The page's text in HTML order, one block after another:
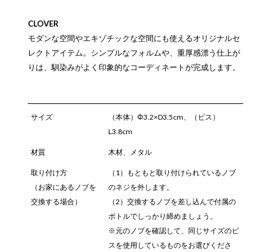
CLOVER
モダンな空間やエキゾチックな空間にも使えるオリジナルセ
レクトアイテム。シンプルなフォルムや、重厚感漂う仕上が
りは、馴染みがよく印象的なコーディネートが完成します。
サイズ
（本体）Φ3.2×D3.5cm、（ビス）
L3.8cm
材質 木材、メタル
取り付け方
（お家にあるノブを
交換する場合）
（1）もともと取り付けられているノブ
のネジを外します。
（2）交換するノブを差し込んで付属の
ボトルでしっかり締めましょう。
※元のノブを確認して、同じサイズのビ
スを使用しているものをお選びくださ